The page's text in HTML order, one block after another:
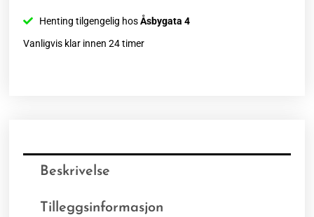
Henting tilgengelig hosÅsbygata 4
Vanligvis klar innen 24 timer
Beskrivelse
Tilleggsinformasjon